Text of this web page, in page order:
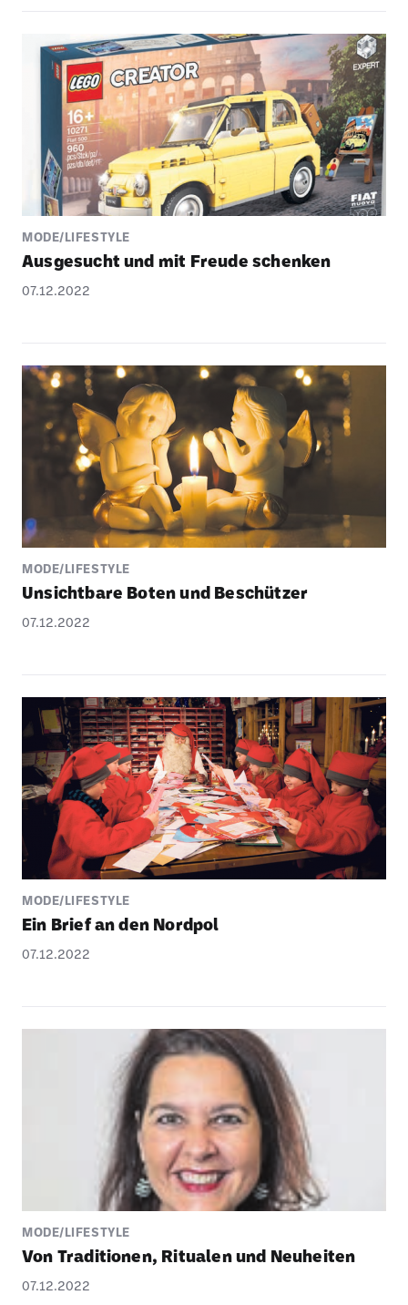
MODE/LIFESTYLE
Ausge­sucht und mit Freude schenken
07.12.2022
MODE/LIFESTYLE
Unsicht­bare Boten und Beschützer
07.12.2022
MODE/LIFESTYLE
Ein Brief an den Nordpol
07.12.2022
MODE/LIFESTYLE
Von Tradi­tionen, Ritualen und Neuheiten
07.12.2022